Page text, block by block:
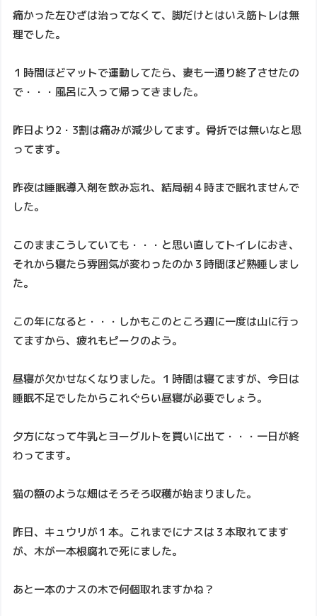
痛かった左ひざは治ってなくて、脚だけとはいえ筋トレは無
理でした。
１時間ほどマットで運動してたら、妻も一通り終了させたの
で・・・風呂に入って帰ってきました。
昨日より2・3割は痛みが減少してます。骨折では無いなと思
ってます。
昨夜は睡眠導入剤を飲み忘れ、結局朝４時まで眠れませんで
した。
このままこうしていても・・・と思い直してトイレにおき、
それから寝たら雰囲気が変わったのか３時間ほど熟睡しまし
た。
この年になると・・・しかもこのところ週に一度は山に行っ
てますから、疲れもピークのよう。
昼寝が欠かせなくなりました。１時間は寝てますが、今日は
睡眠不足でしたからこれぐらい昼寝が必要でしょう。
夕方になって牛乳とヨーグルトを買いに出て・・・一日が終
わってます。
猫の額のような畑はそろそろ収穫が始まりました。
昨日、キュウリが１本。これまでにナスは３本取れてます
が、木が一本根腐れで死にました。
あと一本のナスの木で何個取れますかね？